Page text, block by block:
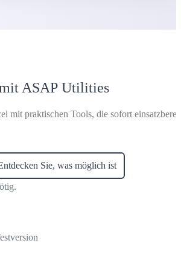
ASAP Utilities
mit praktischen Tools, die sofort einsatzbereit
Sie, was möglich ist